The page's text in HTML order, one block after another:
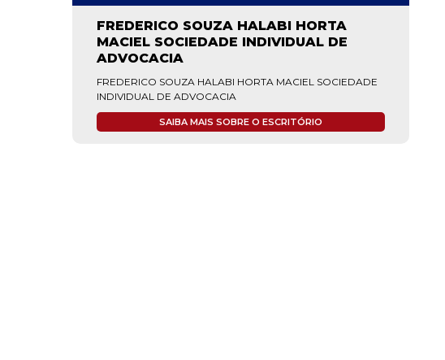
FREDERICO SOUZA HALABI HORTA
MACIEL SOCIEDADE INDIVIDUAL DE
ADVOCACIA
FREDERICO SOUZA HALABI HORTA MACIEL SOCIEDADE
INDIVIDUAL DE ADVOCACIA
SAIBA MAIS SOBRE O ESCRITÓRIO